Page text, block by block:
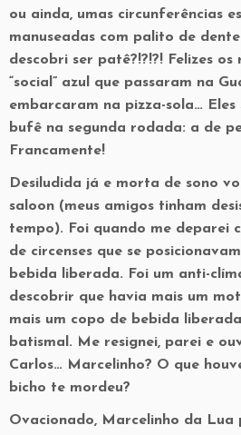
ou ainda, umas circunferências
manuseadas com palito de
descobri ser patê?!?!?! Felizes os
“social” azul que passaram na
embarcaram na pizza-sola…
bufê na segunda rodada: a de
Francamente!
Desiludida já e morta de sono
saloon (meus amigos tinham
tempo). Foi quando me deparei
de circenses que se
bebida liberada. Foi um anti-
descobrir que havia mais um
mais um copo de bebida
batismal. Me resignei, parei e
Carlos… Marcelinho? O que
bicho te mordeu?
Ovacionado, Marcelinho da Lua